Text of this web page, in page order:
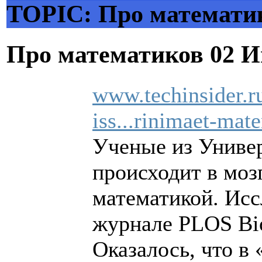
TOPIC: Про
Про математиков 02
iss...rinimaet-
Ученые из
происходит в
математикой.
журнале PLOS
Оказалось, что в